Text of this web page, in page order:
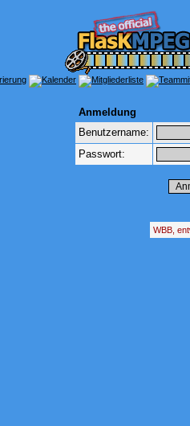
Anmeldung
Benutzername:
Passwort:
WBB,